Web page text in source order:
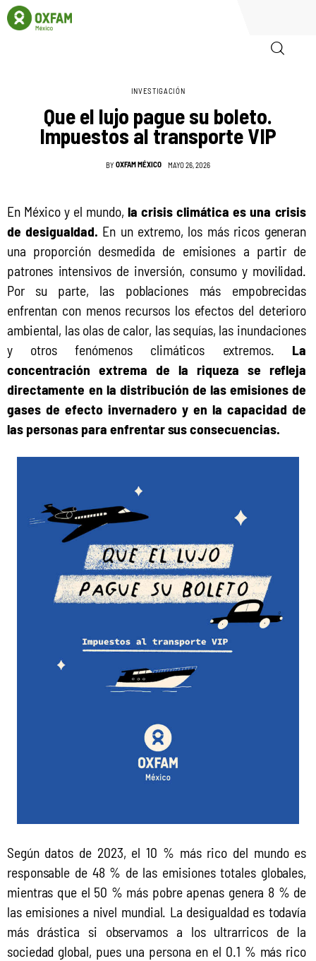
Quienes somos
Biblioteca
Participa
INVESTIGACIÓN
Que el lujo pague su boleto.
Impuestos al transporte VIP
BY OXFAM MÉXICO MAYO 26, 2026
En México y el mundo, la crisis climática es una crisis
de desigualdad. En un extremo, los más ricos generan
una proporción desmedida de emisiones a partir de
patrones intensivos de inversión, consumo y movilidad.
Por su parte, las poblaciones más empobrecidas
enfrentan con menos recursos los efectos del deterioro
ambiental, las olas de calor, las sequías, las inundaciones
y otros fenómenos climáticos extremos. La
concentración extrema de la riqueza se refleja
directamente en la distribución de las emisiones de
gases de efecto invernadero y en la capacidad de
las personas para enfrentar sus consecuencias.
Según datos de 2023, el 10 % más rico del mundo es
responsable de 48 % de las emisiones totales globales,
mientras que el 50 % más pobre apenas genera 8 % de
las emisiones a nivel mundial. La desigualdad es todavía
más drástica si observamos a los ultrarricos de la
sociedad global, pues una persona en el 0.1 % más rico